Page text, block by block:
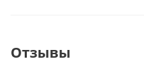
Отзывы